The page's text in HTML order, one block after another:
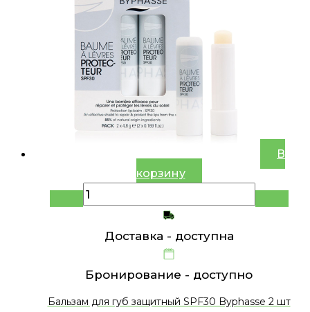
В
корзину
Доставка - доступна
Бронирование - доступно
Бальзам для губ защитный SPF30 Byphasse 2 шт